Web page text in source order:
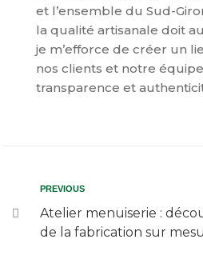
et l’ensemble du Sud-
la qualité artisanale doit
je m’efforce de créer un
nos clients et notre
transparence et
PREVIOUS
Atelier menuiserie :
de la fabrication sur